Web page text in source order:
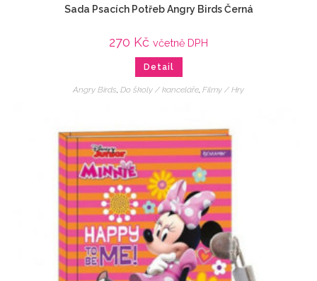
Sada Psacích Potřeb Angry Birds Černá
270 Kč včetně DPH
Detail
Angry Birds, Do školy / kanceláře, Filmy / Hry